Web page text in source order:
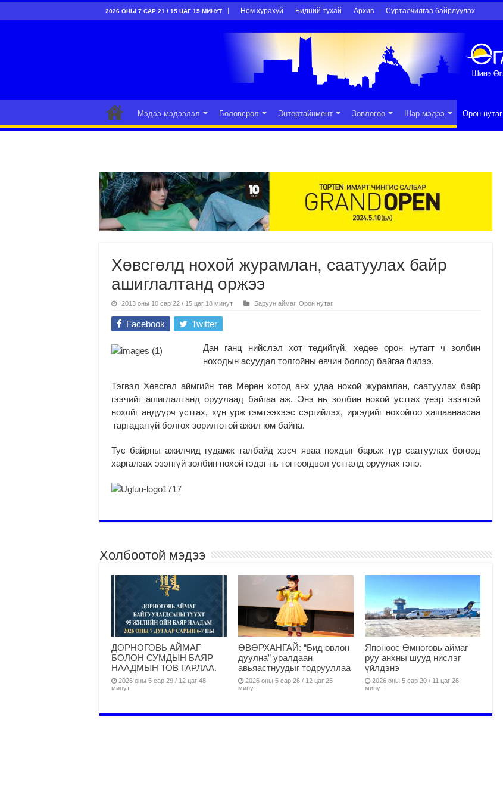
2026 ОНЫ 7 САР 21 / 15 ЦАГ 15 МИНУТ Ном хурахуй Бидний тухай Архив Сурталчилгаа байрлуулах
Мэдээ мэдээлэл Боловсрол Энтертайнмент Зөвлөгөө Шар мэдээ Орон нутаг
Хөвсгөлд нохой журамлан, саатуулах байр
ашиглалтанд оржээ
2013 оны 10 сар 22 / 15 цаг 18 минут Баруун аймаг, Орон нутаг
Facebook Twitter
Дан ганц нийслэл хот төдийгүй, хөдөө орон нутагт ч золбин
ноходын асуудал толгойны өвчин болоод байгаа билээ.
Тэгвэл Хөвсгөл аймгийн төв Мөрөн хотод анх удаа нохой журамлан, саатуулах байр
гээчийг ашиглалтанд оруулаад байгаа аж. Энэ нь золбин нохой устгах үеэр эзэнтэй
нохойг андуурч устгах, хүн урж гэмтээхээс сэргийлэх, иргэдийг нохойгоо хашаанаасаа
гаргадаггүй болгох зорилготой ажил юм байна.
Тус байрны ажилчид гудамж талбайд хэсч яваа нохдыг барьж түр саатуулах бөгөөд
харгалзах эзэнгүй золбин нохой гэдэг нь тогтоогдвол устгалд оруулах гэнэ.
Холбоотой мэдээ
ДОРНОГОВЬ АЙМАГ
БОЛОН СУМДЫН БАЯР
НААДМЫН ТОВ ГАРЛАА.
2026 оны 5 сар 29 / 12 цаг 48
минут
ӨВӨРХАНГАЙ: “Бид өвлөн
дуулна” уралдаан
авьяастнуудыг тодрууллаа
2026 оны 5 сар 26 / 12 цаг 25
минут
Японоос Өмнөговь аймаг
руу анхны шууд нислэг
үйлдэнэ
2026 оны 5 сар 20 / 11 цаг 26
минут